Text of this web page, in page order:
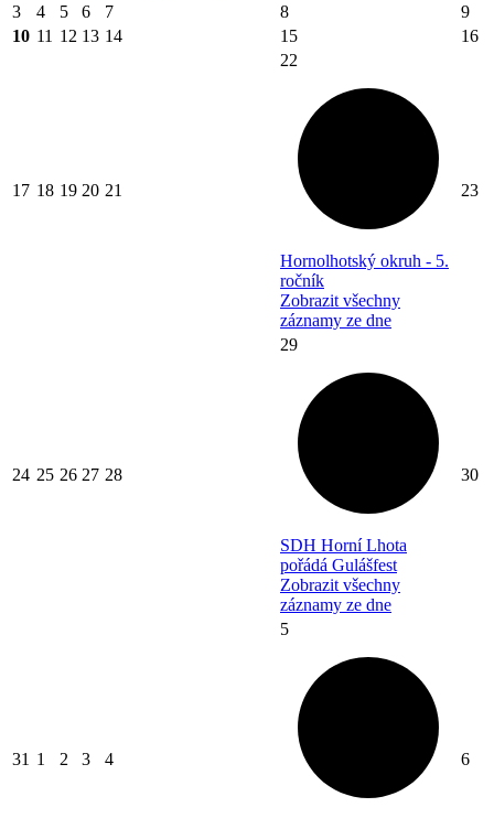
3 4 5 6 7 8
9
10 11 12 13 14 15 16
17 18 19 20 21
22
Hornolhotský okruh - 5.
ročník
Zobrazit všechny
záznamy ze dne
23
24 25 26 27 28
29
SDH Horní Lhota
pořádá Gulášfest
Zobrazit všechny
záznamy ze dne
30
31 1 2 3 4
5
6